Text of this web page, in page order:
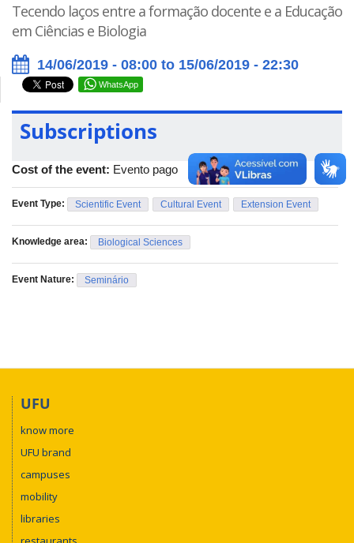
Tecendo laços entre a formação docente e a Educação
em Ciências e Biologia
14/06/2019 - 08:00 to 15/06/2019 - 22:30
WhatsApp
Subscriptions
Cost of the event: Evento pago
Event Type: Scientific Event Cultural Event Extension Event
Knowledge area: Biological Sciences
Event Nature: Seminário
UFU
know more
UFU brand
campuses
mobility
libraries